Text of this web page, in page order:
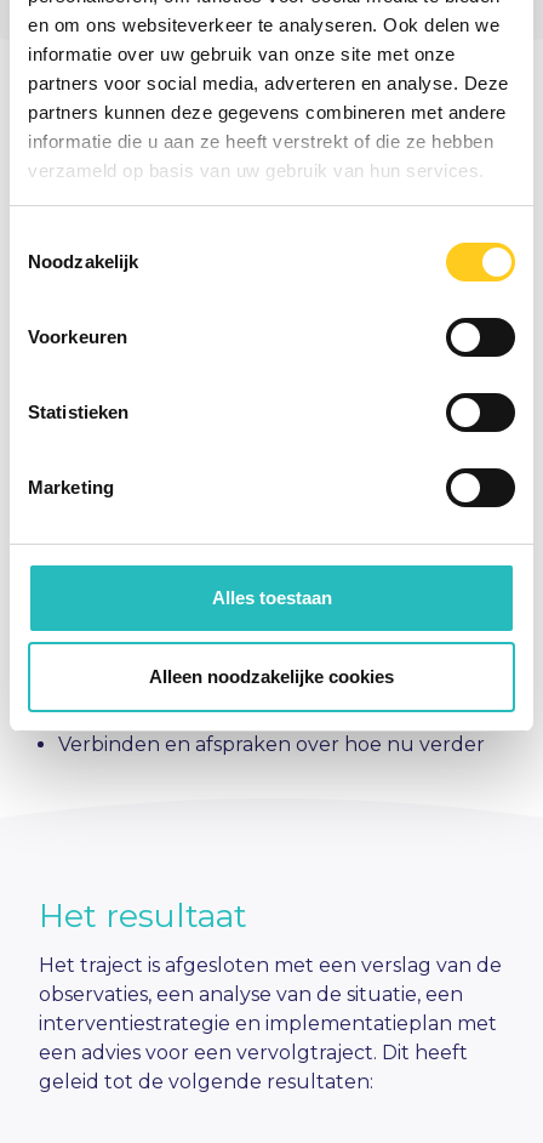
en om ons websiteverkeer te analyseren. Ook delen we
informatie over uw gebruik van onze site met onze
partners voor social media, adverteren en analyse. Deze
partners kunnen deze gegevens combineren met andere
informatie die u aan ze heeft verstrekt of die ze hebben
verzameld op basis van uw gebruik van hun services.
Noodzakelijk
Voorkeuren
Statistieken
Marketing
Alles toestaan
Alleen noodzakelijke cookies
Dag 1:
Meeting met management
Persoonlijke verhalen aan elkaar te vertellen
Persoonlijke Why en team Why ontdekken
Door middel van Fishbowl oefening, vanuit de
Team symbool gemaakt “We are QHSE”
Aansluiten van safety-officers van de schepen
Meeting met management
In groepen aan de slag met verschillende
thema’s t.b.v teamplan
Terugkoppeling aan elkaar en weer aan de slag
met verschillende thema’s
Verbinden en afspraken over hoe nu verder
Het resultaat
Het traject is afgesloten met een verslag van de
observaties, een analyse van de situatie, een
interventiestrategie en implementatieplan met
een advies voor een vervolgtraject. Dit heeft
geleid tot de volgende resultaten: